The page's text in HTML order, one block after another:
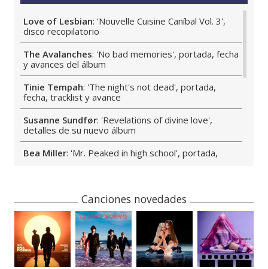
Love of Lesbian: 'Nouvelle Cuisine Caníbal Vol. 3',
disco recopilatorio
The Avalanches: 'No bad memories', portada, fecha
y avances del álbum
Tinie Tempah: 'The night's not dead', portada,
fecha, tracklist y avance
Susanne Sundfør: 'Revelations of divine love',
detalles de su nuevo álbum
Bea Miller: 'Mr. Peaked in high school', portada,
fecha, tracklist y avance del álbum
y avances del disco
Dawn Richard: 'Creole culture', portada, fecha,
tracklist y avance
Train : 'Mad dog in the fog', portada, tracklist y
nuevo avance
Canciones novedades